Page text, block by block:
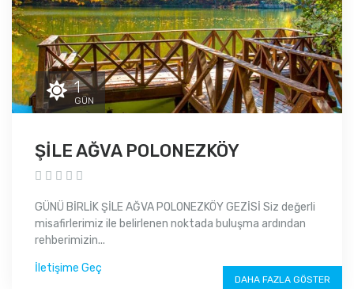
1
GÜN
ŞİLE AĞVA POLONEZKÖY
GÜNÜ BİRLİK ŞİLE AĞVA POLONEZKÖY GEZİSİ Siz değerli
misafirlerimiz ile belirlenen noktada buluşma ardından
rehberimizin...
İletişime Geç
DAHA FAZLA GÖSTER